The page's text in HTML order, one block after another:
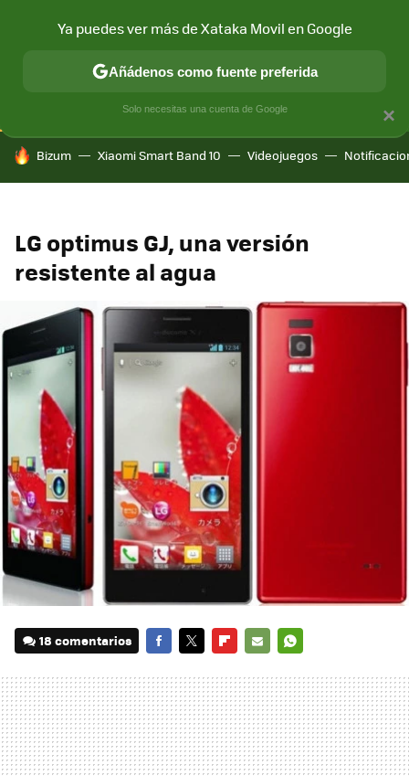
CONECTIVIDAD MÓVIL Y SOCIEDAD APLICACIONES
HOY SE HABLA DE
Bizum Xiaomi Smart Band 10 Videojuegos
LG optimus GJ, una versión
resistente al agua
18 comentarios
MAIL
×
Ya puedes ver más de Xataka Movil en Google
Añádenos como fuente preferida
Solo necesitas una cuenta de Google